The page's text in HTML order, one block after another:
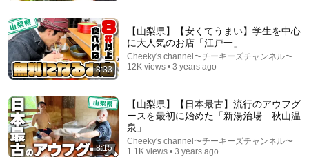
Scott Bessent Flips The Script On Bernie Sanders
With One Biden Question
8:33
【山梨県】【安くてうまい】学生を中心
に大人気のお店「江戸一」
Cheeky's channel〜チーキーズチャンネル〜
12K views • 3 years ago
8:15
【山梨県】【日本最古】流行のアウフグ
ースを最初に始めた「新湯治場 秋山温
泉」
Cheeky's channel〜チーキーズチャンネル〜
1.1K views • 3 years ago